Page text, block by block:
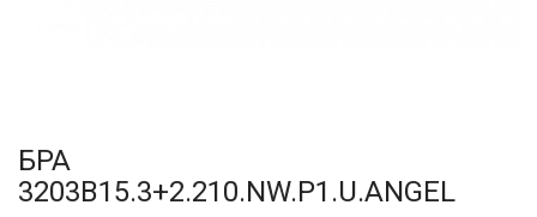
БРА
3203B15.3+2.210.NW.P1.U.ANGEL